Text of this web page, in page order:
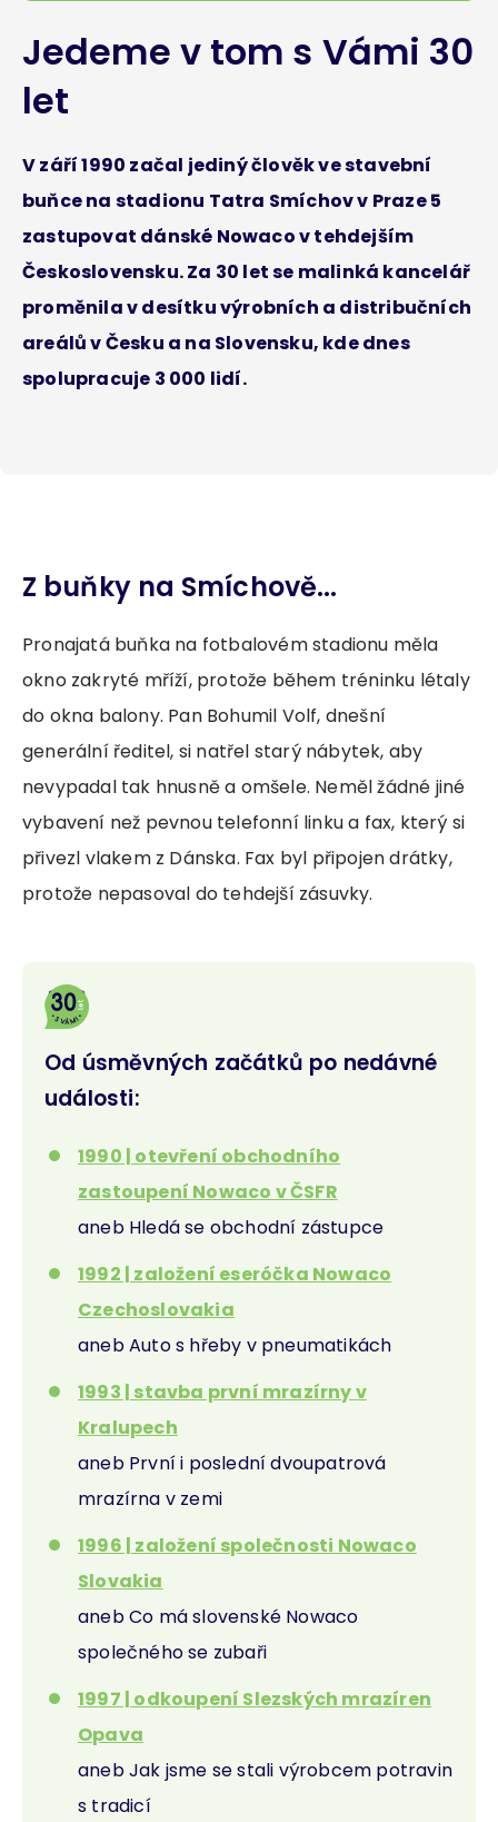
Jedeme v tom s Vámi 30
let
V září 1990 začal jediný člověk ve stavební
buňce na stadionu Tatra Smíchov v Praze 5
zastupovat dánské Nowaco v tehdejším
Československu. Za 30 let se malinká kancelář
proměnila v desítku výrobních a distribučních
areálů v Česku a na Slovensku, kde dnes
spolupracuje 3 000 lidí.
Z buňky na Smíchově...
Pronajatá buňka na fotbalovém stadionu měla
okno zakryté mříží, protože během tréninku létaly
do okna balony. Pan Bohumil Volf, dnešní
generální ředitel, si natřel starý nábytek, aby
nevypadal tak hnusně a omšele. Neměl žádné jiné
vybavení než pevnou telefonní linku a fax, který si
přivezl vlakem z Dánska. Fax byl připojen drátky,
protože nepasoval do tehdejší zásuvky.
Od úsměvných začátků po nedávné
události:
1990 | otevření obchodního
zastoupení Nowaco v ČSFR
aneb Hledá se obchodní zástupce
1992 | založení eseróčka Nowaco
Czechoslovakia
aneb Auto s hřeby v pneumatikách
1993 | stavba první mrazírny v
Kralupech
aneb První i poslední dvoupatrová
mrazírna v zemi
1996 | založení společnosti Nowaco
Slovakia
aneb Co má slovenské Nowaco
společného se zubaři
1997 | odkoupení Slezských mrazíren
Opava
aneb Jak jsme se stali výrobcem potravin
s tradicí